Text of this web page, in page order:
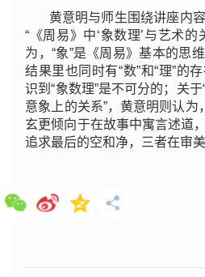
黄意明与师生围绕讲座内
“《周易》中‘象数理’与艺术
为，“象”是《周易》基本的思
结果里也同时有“数”和“理”的
识到“象数理”是不可分的；关
意象上的关系”，黄意明则认为
玄更倾向于在故事中寓言述道
追求最后的空和净，三者在审